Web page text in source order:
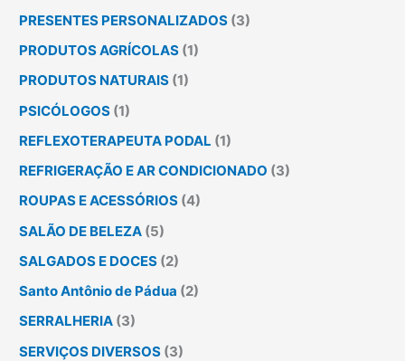
PRESENTES PERSONALIZADOS (3)
PRODUTOS AGRÍCOLAS (1)
PRODUTOS NATURAIS (1)
PSICÓLOGOS (1)
REFLEXOTERAPEUTA PODAL (1)
REFRIGERAÇÃO E AR CONDICIONADO (3)
ROUPAS E ACESSÓRIOS (4)
SALÃO DE BELEZA (5)
SALGADOS E DOCES (2)
Santo Antônio de Pádua (2)
SERRALHERIA (3)
SERVIÇOS DIVERSOS (3)